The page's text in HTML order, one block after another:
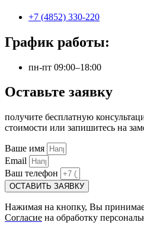
+7 (4852) 330-220
График работы:
пн-пт 09:00–18:00
Оставьте заявку
получите бесплатную
стоимости или запишитесь на
Ваше имя
Email
Ваш телефон
ОСТАВИТЬ ЗАЯВКУ
Нажимая на кнопку, Вы
Согласие на обработку